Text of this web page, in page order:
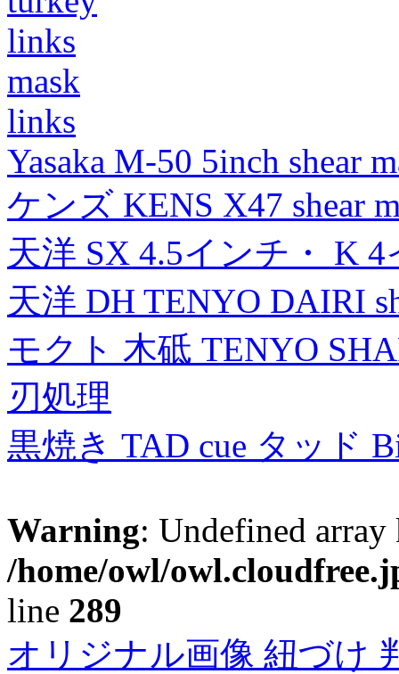
links
mask
links
Yasaka M-50 5inch shear
ケンズ KENS X47 shear
天洋 SX 4.5インチ・ K
天洋 DH TENYO DAIRI
モクト 木砥 TENYO
刃処理
黒焼き TAD cue タッド
Warning: Undefined
/home/owl/
line 289
オリジナル画像 紐づけ